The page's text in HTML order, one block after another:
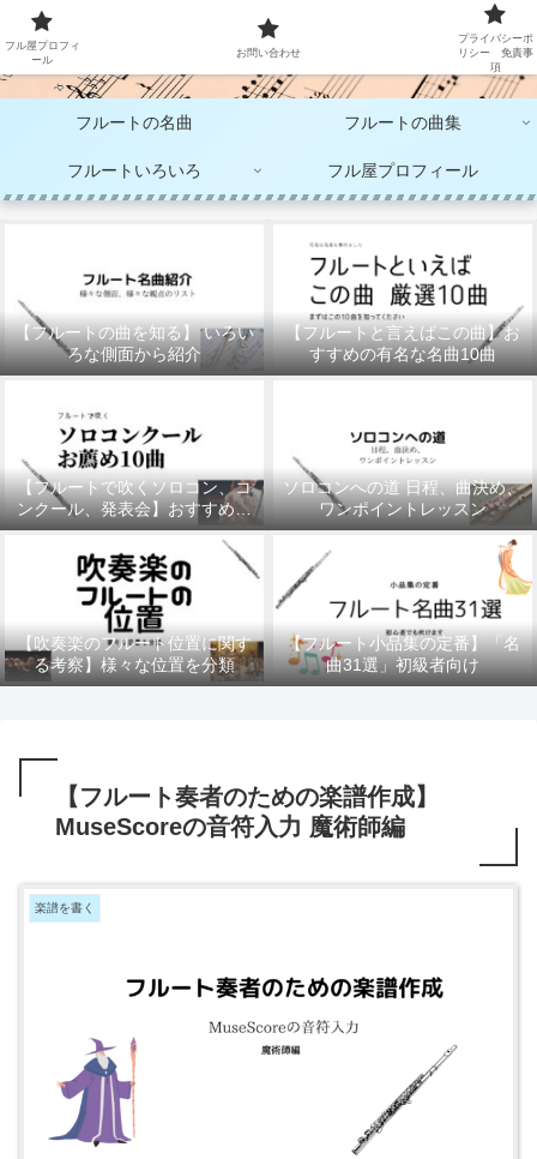
大人のフルート演奏
フルートの名曲 フルートの曲集
フルートいろいろ フル屋プロフィール
【フルートの曲を知る】 いろい
ろな側面から紹介
【フルートと言えばこの曲】お
すすめの有名な名曲10曲
【フルートで吹くソロコン、コ
ンクール、発表会】おすすめの
10曲
ソロコンへの道 日程、曲決め、
ワンポイントレッスン
【吹奏楽のフルート位置に関す
る考察】様々な位置を分類
【フルート小品集の定番】「名
曲31選」初級者向け
【フルート奏者のための楽譜作成】
MuseScoreの音符入力 魔術師編
楽譜を書く
フル屋プロフィ
ール
お問い合わせ
プライバシーポ
リシー 免責事
項